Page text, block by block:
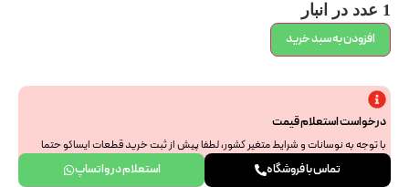
1 عدد در انبار
افزودن به سبد خرید
درخواست استعلام قیمت
با توجه به نوسانات و شرایط متغیر کشور، لطفا پیش از ثبت خرید قطعات ایساکو حتما
جهت استعلام نهایی با ما هماهنگ فرمایید. از همراهی و درک شما سپاسگزاریم.
تماس با فروشگاه استعلام در واتساپ